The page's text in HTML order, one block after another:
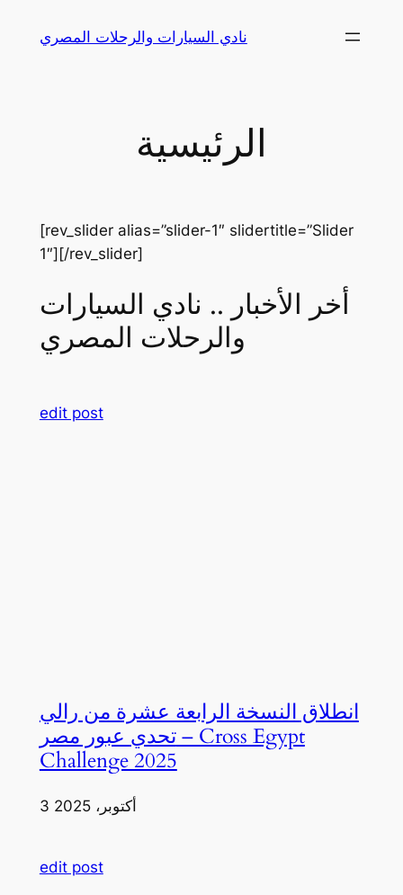
نادي السيارات والرحلات المصري
الرئيسية
[rev_slider alias=”slider-1″ slidertitle=”Slider
1″][/rev_slider]
أخر الأخبار .. نادي السيارات
والرحلات المصري
edit post
انطلاق النسخة الرابعة عشرة من رالي
تحدي عبور مصر – Cross Egypt
Challenge 2025
3 أكتوبر، 2025
edit post